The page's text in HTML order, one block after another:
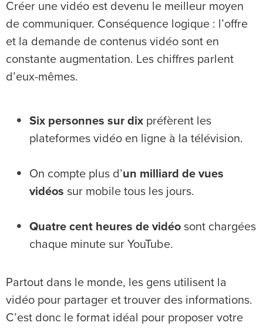
Créer une vidéo est devenu le meilleur moyen
de communiquer. Conséquence logique : l’offre
et la demande de contenus vidéo sont en
constante augmentation. Les chiffres parlent
d’eux-mêmes.
Six personnes sur dix préfèrent les
plateformes vidéo en ligne à la télévision.
On compte plus d’un milliard de vues
vidéos sur mobile tous les jours.
Quatre cent heures de vidéo sont chargées
chaque minute sur YouTube.
Partout dans le monde, les gens utilisent la
vidéo pour partager et trouver des informations.
C’est donc le format idéal pour proposer votre